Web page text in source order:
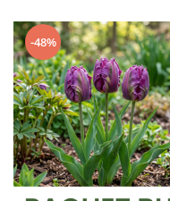
Par
Prun
Smochin
Visin
Conifere
Abies
Chiparos
-48%